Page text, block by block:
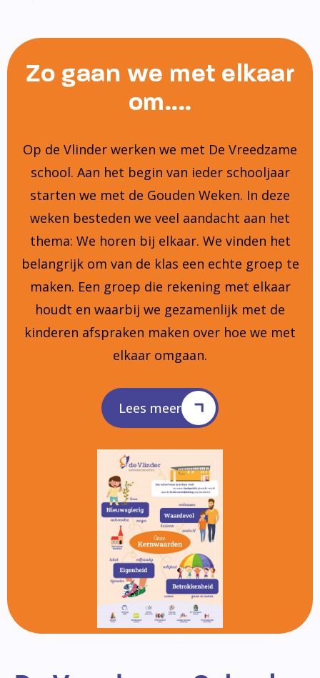
Zo gaan we met elkaar
om....
Op de Vlinder werken we met De Vreedzame
school. Aan het begin van ieder schooljaar
starten we met de Gouden Weken. In deze
weken besteden we veel aandacht aan het
thema: We horen bij elkaar. We vinden het
belangrijk om van de klas een echte groep te
maken. Een groep die rekening met elkaar
houdt en waarbij we gezamenlijk met de
kinderen afspraken maken over hoe we met
elkaar omgaan.
Lees meer